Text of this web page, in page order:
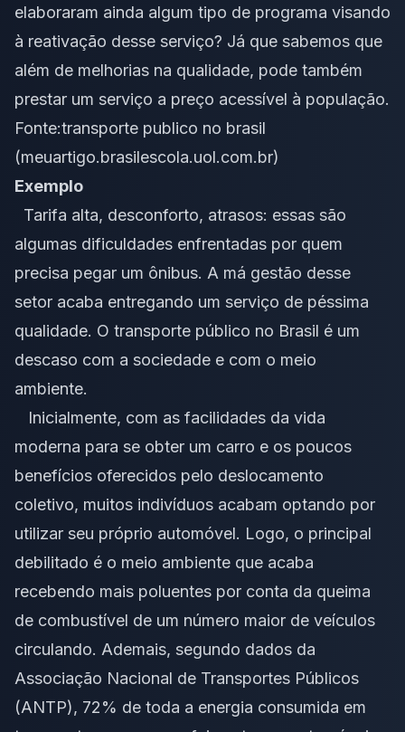
elaboraram ainda algum tipo de programa visando
à reativação desse serviço? Já que sabemos que
além de melhorias na qualidade, pode também
prestar um serviço a preço acessível à população.
Fonte:transporte publico no brasil
(meuartigo.brasilescola.uol.com.br)
Exemplo
Tarifa alta, desconforto, atrasos: essas são
algumas dificuldades enfrentadas por quem
precisa pegar um ônibus. A má gestão desse
setor acaba entregando um serviço de péssima
qualidade. O transporte público no Brasil é um
descaso com a sociedade e com o meio
ambiente.
Inicialmente, com as facilidades da vida
moderna para se obter um carro e os poucos
benefícios oferecidos pelo deslocamento
coletivo, muitos indivíduos acabam optando por
utilizar seu próprio automóvel. Logo, o principal
debilitado é o meio ambiente que acaba
recebendo mais poluentes por conta da queima
de combustível de um número maior de veículos
circulando. Ademais, segundo dados da
Associação Nacional de Transportes Públicos
(ANTP), 72% de toda a energia consumida em